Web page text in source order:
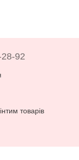
92
товарів